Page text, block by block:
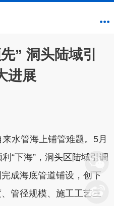
” 洞头陆域引
进展
水管海上铺管难题。5月
“下海”，洞头区陆域引调
成海底管道铺设，创下
管径规模、施工工艺三